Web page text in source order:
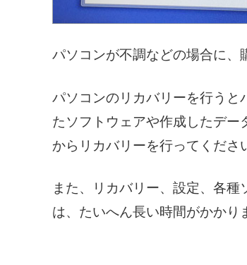
パソコンが不調などの場合に、
パソコンのリカバリーを行うと
たソフトウェアや作成したデー
からリカバリーを行ってくださ
また、リカバリー、設定、各
は、たいへん長い時間がかかり